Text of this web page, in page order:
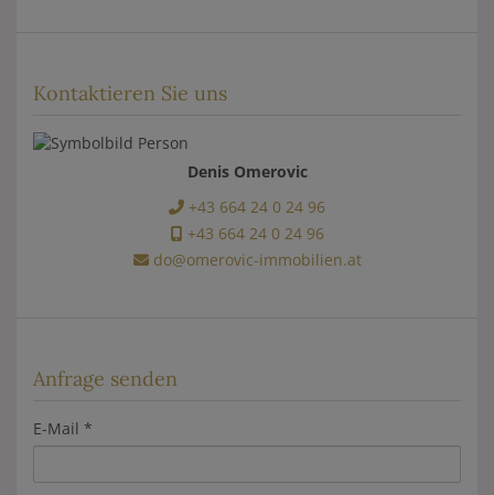
Kontaktieren Sie uns
Denis Omerovic
+43 664 24 0 24 96
+43 664 24 0 24 96
do@omerovic-immobilien.at
Anfrage senden
E-Mail